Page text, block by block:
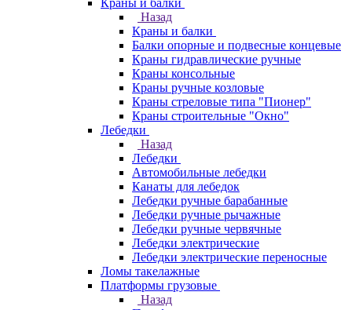
Краны и балки
Назад
Краны и балки
Балки опорные и подвесные концевые
Краны гидравлические ручные
Краны консольные
Краны ручные козловые
Краны стреловые типа "Пионер"
Краны строительные "Окно"
Лебедки
Назад
Лебедки
Автомобильные лебедки
Канаты для лебедок
Лебедки ручные барабанные
Лебедки ручные рычажные
Лебедки ручные червячные
Лебедки электрические
Лебедки электрические переносные
Ломы такелажные
Платформы грузовые
Назад